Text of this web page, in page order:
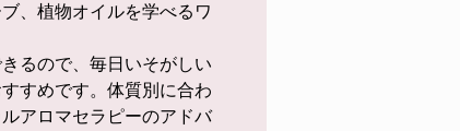
、植物オイルを学べるワ
るので、毎日いそがしい
すめです。体質別に合わ
アロマセラピーのアドバ